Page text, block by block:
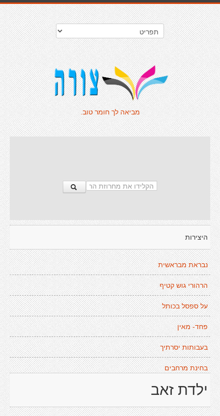
מביאה לך חומר טוב.
היצירות
נבראת מבראשית
הרהורי גוש קטיף
על ספסל בכותל
פחד- מאין
בעבותות יסרתיך
בחינת מרחבים
ילדת זאב